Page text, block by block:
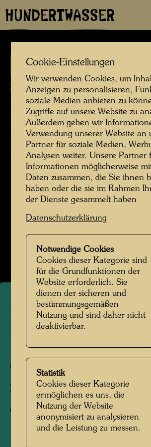
HUNDERTWASSER
Hundertwassers Baumpflanzung in Oslo ,
Baumpflanzung in
Bildergalerie
Hundertwassers
Baumpflanzung in
Oslo, 1983
Fotograf:Rolf M. Aagaard
Copyright:Rolf M. Aagaard
Cookie-Einstellungen
Wir verwenden Cookies, um
Anzeigen zu personalisieren,
soziale Medien anbieten zu
Zugriffe auf unsere Website zu
Außerdem geben wir
Verwendung unserer Website an
Partner für soziale Medien,
Analysen weiter. Unsere Partner
Informationen möglicherweise
Daten zusammen, die Sie ihnen
haben oder die sie im Rahmen
der Dienste gesammelt haben
Datenschutzerklärung
Notwendige Cookies
Cookies dieser Kategorie sind
für die Grundfunktionen der
Website erforderlich. Sie
dienen der sicheren und
bestimmungsgemäßen
Nutzung und sind daher nicht
deaktivierbar.
Statistik
Cookies dieser Kategorie
ermöglichen es uns, die
Nutzung der Website
anonymisiert zu analysieren
und die Leistung zu messen.